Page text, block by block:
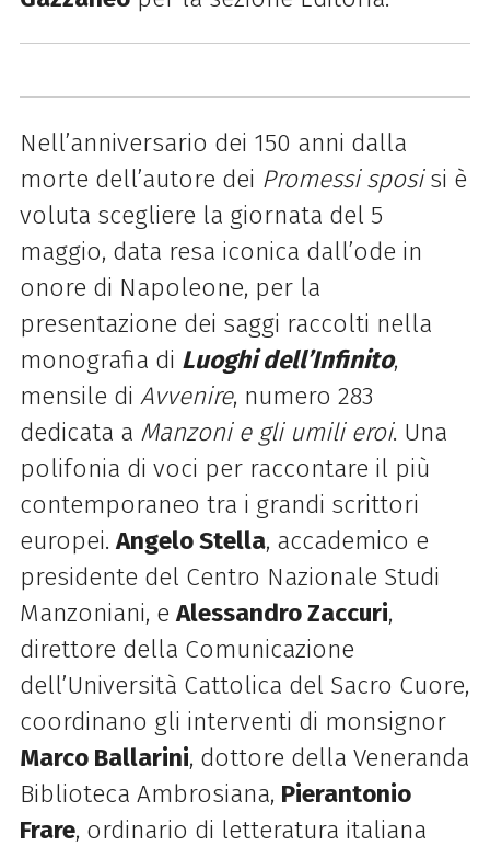
Nell’anniversario dei 150 anni dalla
morte dell’autore dei Promessi sposisi è
voluta scegliere la giornata del 5
maggio, data resa iconica dall’ode in
onore di Napoleone, per la
presentazione dei saggi raccolti nella
monografia di Luoghi dell’Infinito,
mensile di Avvenire, numero 283
dedicata a Manzoni e gli umili eroi. Una
polifonia di voci per raccontare il più
contemporaneo tra i grandi scrittori
europei.Angelo Stella, accademico e
presidente del Centro Nazionale Studi
Manzoniani, eAlessandro Zaccuri,
direttore della Comunicazione
dell’Università Cattolica del Sacro Cuore,
coordinano gli interventi di monsignor
Marco Ballarini, dottore della Veneranda
Biblioteca Ambrosiana, Pierantonio
Frare, ordinario di letteratura italiana